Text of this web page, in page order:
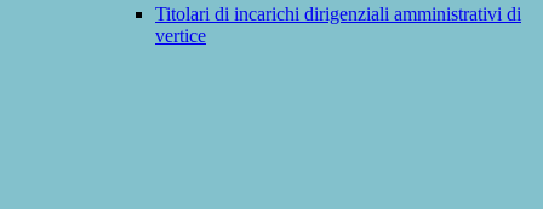
Titolari di incarichi dirigenziali amministrativi di
vertice